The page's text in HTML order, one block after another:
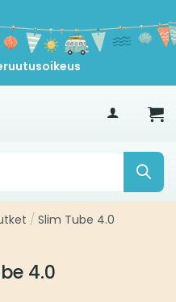
€35
/ Slim Tube 4.0
4.0